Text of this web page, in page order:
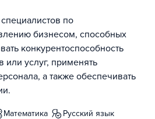
по
бизнесом, способных
конкурентоспособность
или услуг, применять
а также обеспечивать
математика
русский язык